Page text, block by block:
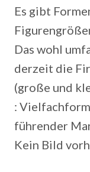
Es gibt
Das wohl
derzeit die
(große und
:
führender
Kein Bild